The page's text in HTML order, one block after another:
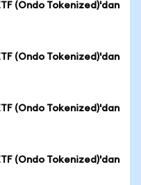
(Ondo Tokenized)'dan
(Ondo Tokenized)'dan
(Ondo Tokenized)'dan
(Ondo Tokenized)'dan